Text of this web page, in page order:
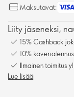
Maksutavat:
Liity jäseneksi,
15% Cashback
10%
Ilmainen toimitus
Lue lisää